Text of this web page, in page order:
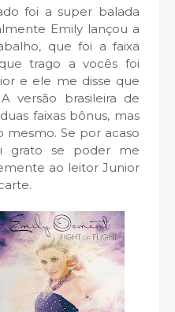
foi a super balada
Emily lançou a
que foi a faixa
trago a vocês foi
e ele me disse que
versão brasileira de
faixas bônus, mas
mesmo. Se por acaso
grato se poder me
ao leitor Junior